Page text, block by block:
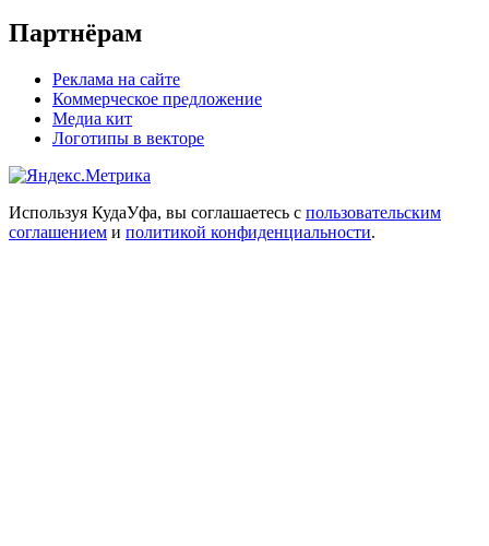
Партнёрам
Реклама на сайте
Коммерческое предложение
Медиа кит
Логотипы в векторе
Используя КудаУфа, вы соглашаетесь с пользовательским
соглашением и политикой конфиденциальности.